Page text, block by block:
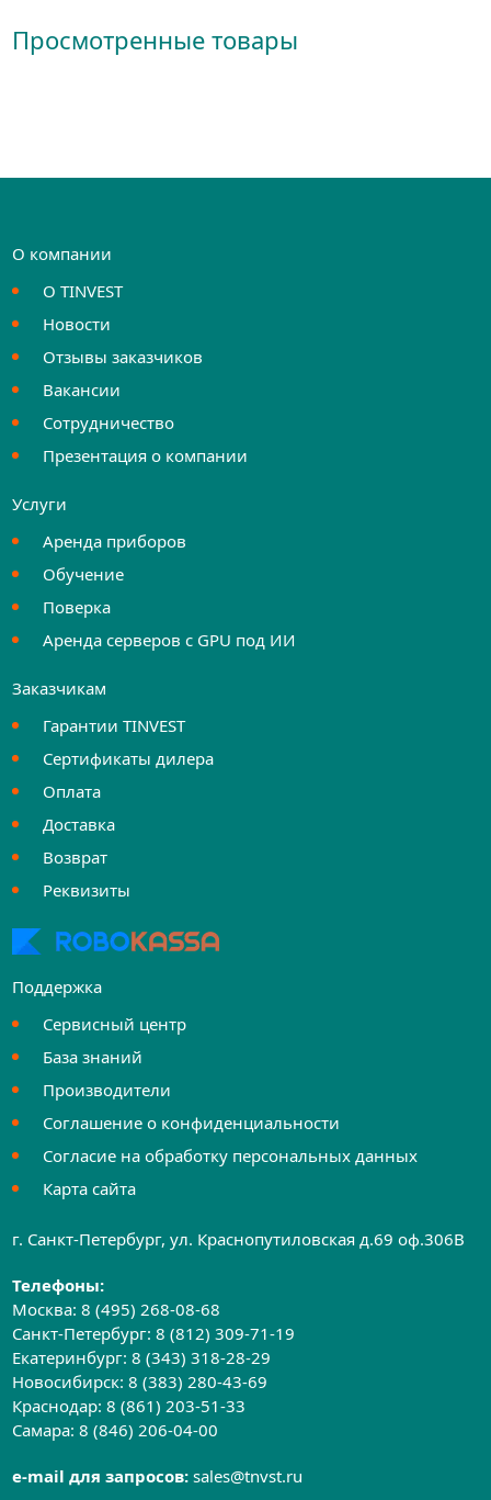
Просмотренные товары
О компании
О TINVEST
Новости
Отзывы заказчиков
Вакансии
Сотрудничество
Презентация о компании
Услуги
Аренда приборов
Обучение
Поверка
Аренда серверов с GPU под ИИ
Заказчикам
Гарантии TINVEST
Сертификаты дилера
Оплата
Доставка
Возврат
Реквизиты
Поддержка
Сервисный центр
База знаний
Производители
Соглашение о конфиденциальности
Согласие на обработку персональных данных
Карта сайта
г. Санкт-Петербург, ул. Краснопутиловская д.69 оф.306B
Телефоны:
Москва:8 (495) 268-08-68
Санкт-Петербург:8 (812) 309-71-19
Екатеринбург:8 (343) 318-28-29
Новосибирск:8 (383) 280-43-69
Краснодар:8 (861) 203-51-33
Самара:8 (846) 206-04-00
e-mail для запросов:sales@tnvst.ru